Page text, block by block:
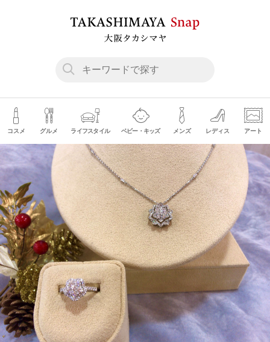
コスメ グルメ ライフスタイル ベビー・キッズ メンズ レディス アート